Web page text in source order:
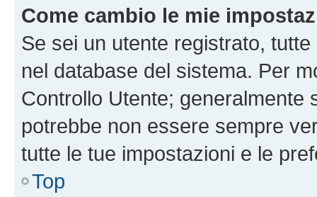
Come cambio le mie
Se sei un utente registrato,
nel database del sistema. Per
Controllo Utente; generalmente
potrebbe non essere sempre
tutte le tue impostazioni e le
Top